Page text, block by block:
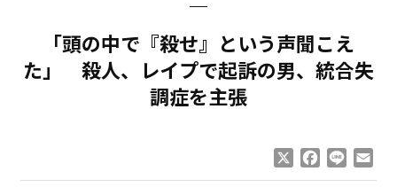
「頭の中で『殺せ』という声聞こえ
た」 殺人、レイプで起訴の男、統合失
調症を主張
Facebook
Line